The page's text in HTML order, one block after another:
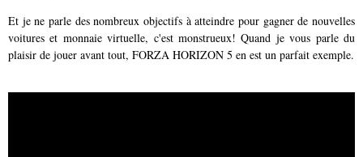
Et je ne parle des nombreux objectifs à atteindre pour gagner de nouvelles
voitures et monnaie virtuelle, c'est monstrueux! Quand je vous parle du
plaisir de jouer avant tout, FORZA HORIZON 5 en est un parfait exemple.